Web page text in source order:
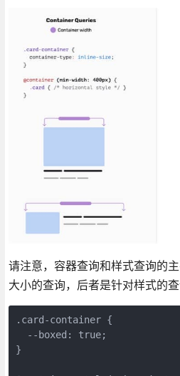
请注意，容器查询和样式查询的
大小的查询，后者是针对样式的查
.card-container {
  --boxed: true;
}